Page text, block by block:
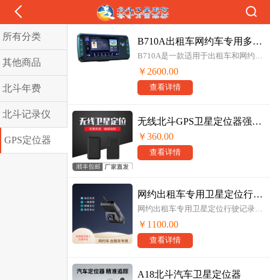
所有分类
其他商品
北斗年费
北斗记录仪
GPS定位器
B710A出租车网约车专用多功能只能车载视频终端
B710A是一款适用于出租车和网约车等行业的一套系统解决方案产品， 具备多路高清视频录制、一键报警、抓拍、行车轨迹、远程监听，实时视频监控，疲劳驾驶监测，安全辅助驾驶等一体的多功能的智能车载视频终端
￥2600.00
查看详情
无线北斗GPS卫星定位器强磁吸附P3
￥360.00
查看详情
网约出租车专用卫星定位行驶记录仪前后双录一键报警4G视频
网约出租车专用卫星定位行驶记录仪前后双录一键报警4G视频,符合JT/1078《道路运输车辆卫星定位系统视频通信协议》与JT/808《道路运输车辆卫星定位系统北斗兼容车载终端通讯协议技术规范》的技术要求
￥1100.00
查看详情
A18北斗汽车卫星定位器
Copyright © 2019 货车GPS北斗卫星定位系统All Rights Reserved
北斗记录仪司机卡鲁ICP备13028973号-1